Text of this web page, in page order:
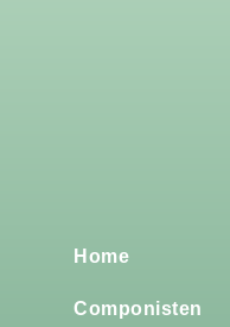
Home
Componisten